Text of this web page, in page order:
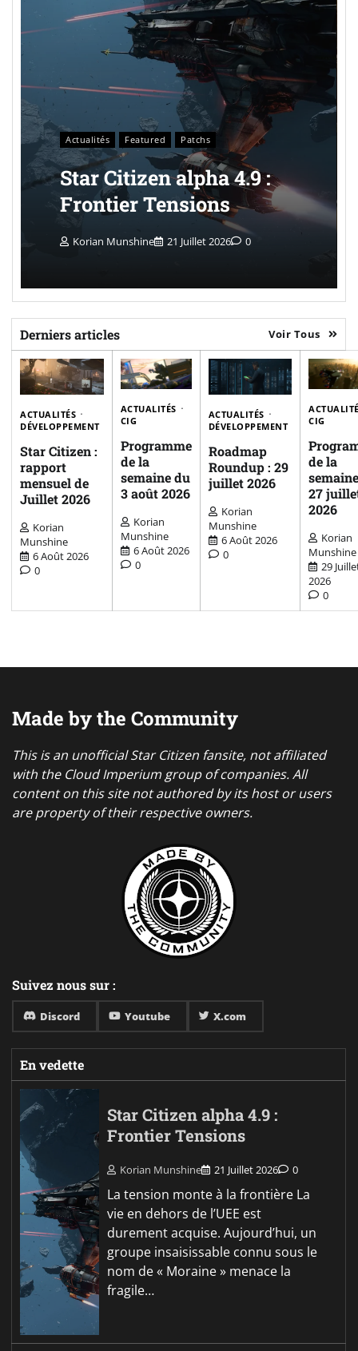
Actualités Featured Patchs
Star Citizen alpha 4.9 :
Frontier Tensions
Korian Munshine 21 Juillet 2026 0
Derniers articles Voir Tous
ACTUALITÉS
DÉVELOPPEMENT
Star Citizen :
rapport
mensuel de
Juillet 2026
Korian
Munshine
6 Août 2026
0
ACTUALITÉS
CIG
Programme
de la
semaine du
3 août 2026
Korian
Munshine
6 Août 2026
0
ACTUALITÉS
DÉVELOPPEMENT
Roadmap
Roundup : 29
juillet 2026
Korian
Munshine
6 Août 2026
0
CIG
de la
27
2026
Korian
Munshine
29
2026
0
Made by the Community
This is an unofficial Star Citizen fansite, not affiliated
with the Cloud Imperium group of companies. All
content on this site not authored by its host or users
are property of their respective owners.
Suivez nous sur :
Discord Youtube X.com
En vedette
Star Citizen alpha 4.9 :
Frontier Tensions
Korian Munshine 21 Juillet 2026 0
La tension monte à la frontière La
vie en dehors de l’UEE est
durement acquise. Aujourd’hui, un
groupe insaisissable connu sous le
nom de « Moraine » menace la
fragile…